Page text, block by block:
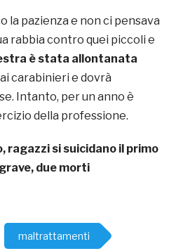
la pazienza e non ci pensava
rabbia contro quei piccoli e
è stata allontanata
carabinieri e dovrà
Intanto, per un anno è
della professione.
ragazzi si suicidano il primo
due morti
maltrattamenti